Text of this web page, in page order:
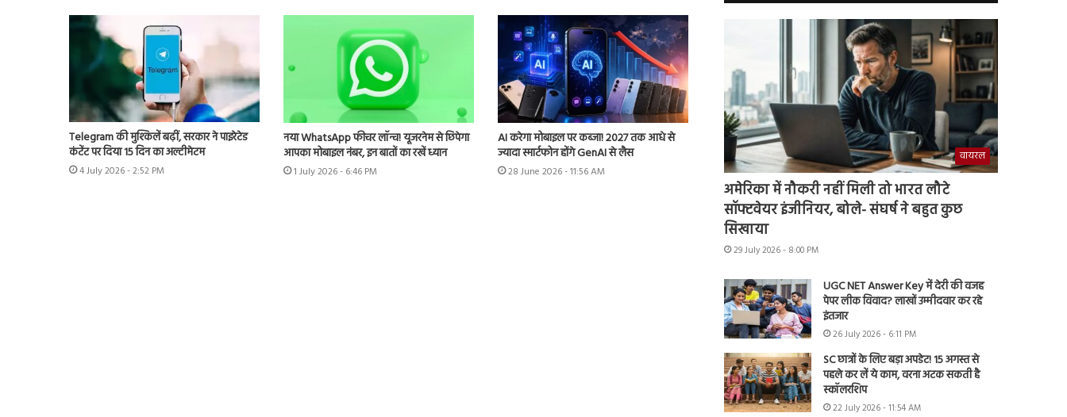
Telegram की मुश्किलें बढ़ीं, सरकार ने पाइरेटेड
कंटेंट पर दिया 15 दिन का अल्टीमेटम
4 July 2026 - 2:52 PM
नया WhatsApp फीचर लॉन्च! यूजरनेम से छिपेगा
आपका मोबाइल नंबर, इन बातों का रखें ध्यान
1 July 2026 - 6:46 PM
AI करेगा मोबाइल पर कब्जा! 2027 तक आधे से
ज्यादा स्मार्टफोन होंगे GenAI से लैस
28 June 2026 - 11:56 AM
वायरल
अमेरिका में नौकरी नहीं मिली तो भारत लौटे
सॉफ्टवेयर इंजीनियर, बोले- संघर्ष ने बहुत कुछ
सिखाया
29 July 2026 - 8:00 PM
UGC NET Answer Key में देरी की वजह
पेपर लीक विवाद? लाखों उम्मीदवार कर रहे
इंतजार
26 July 2026 - 6:11 PM
SC छात्रों के लिए बड़ा अपडेट! 15 अगस्त से
पहले कर लें ये काम, वरना अटक सकती है
स्कॉलरशिप
22 July 2026 - 11:54 AM